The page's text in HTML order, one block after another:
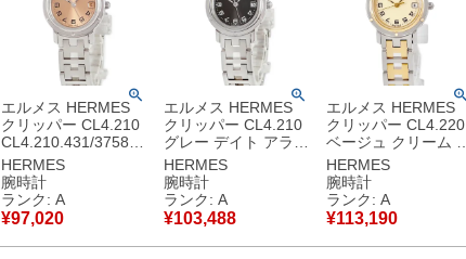
エルメス HERMES
クリッパー CL4.210
CL4.210.431/3758
サーモン ピンク オレ
ンジ デイト アラビア
レディース 腕時計ク
オーツ ピンク 【中
古】中古美品
HERMES
腕時計
ランク: A
¥97,020
エルメス HERMES
クリッパー CL4.210
グレー デイト アラビ
ア ラウンド サンレイ
レディース 腕時計ク
オーツ グレー 【中
古】中古美品
HERMES
腕時計
ランク: A
¥103,488
エルメス HERMES
クリッパー CL4.220
ベージュ クリーム デ
イト アラビア Hマー
クブレス レディース
腕時計クオーツ ベー
ジュ 【中古】中古美
品
HERMES
腕時計
ランク: A
¥113,190